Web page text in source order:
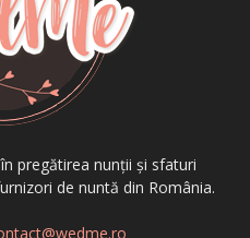
pregătirea nunții și sfaturi
de nuntă din România.